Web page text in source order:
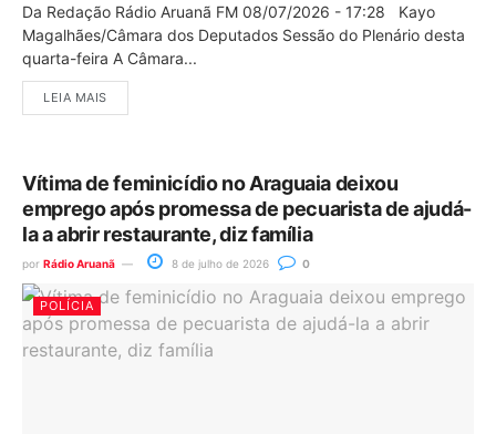
Da Redação Rádio Aruanã FM 08/07/2026 - 17:28 Kayo
Magalhães/Câmara dos Deputados Sessão do Plenário desta
quarta-feira A Câmara...
LEIA MAIS
Vítima de feminicídio no Araguaia deixou
emprego após promessa de pecuarista de ajudá-
la a abrir restaurante, diz família
por Rádio Aruanã 8 de julho de 2026 0
POLÍCIA